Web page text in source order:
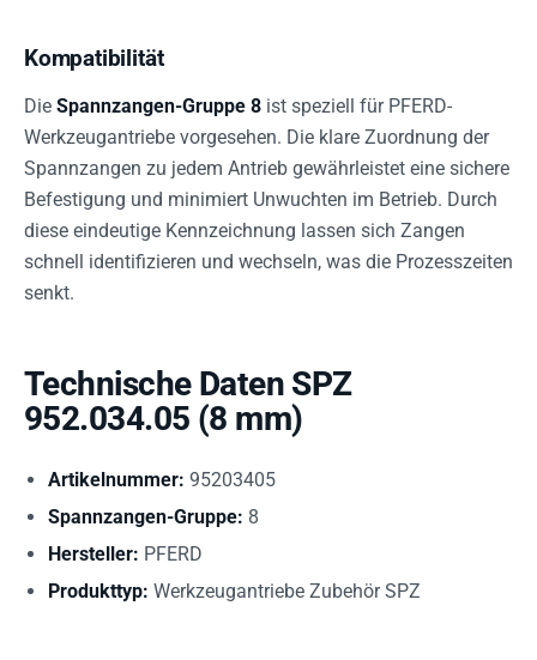
Kompatibilität
Die Spannzangen-Gruppe 8 ist speziell für PFERD-
Werkzeugantriebe vorgesehen. Die klare Zuordnung der
Spannzangen zu jedem Antrieb gewährleistet eine sichere
Befestigung und minimiert Unwuchten im Betrieb. Durch
diese eindeutige Kennzeichnung lassen sich Zangen
schnell identifizieren und wechseln, was die Prozesszeiten
senkt.
Technische Daten SPZ
952.034.05 (8 mm)
Artikelnummer: 95203405
Spannzangen-Gruppe: 8
Hersteller: PFERD
Produkttyp: Werkzeugantriebe Zubehör SPZ